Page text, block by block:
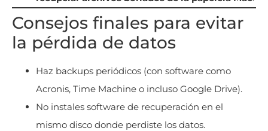
Consejos finales para evitar
la pérdida de datos
Haz backups periódicos (con software como
Acronis, Time Machine o incluso Google Drive).
No instales software de recuperación en el
mismo disco donde perdiste los datos.